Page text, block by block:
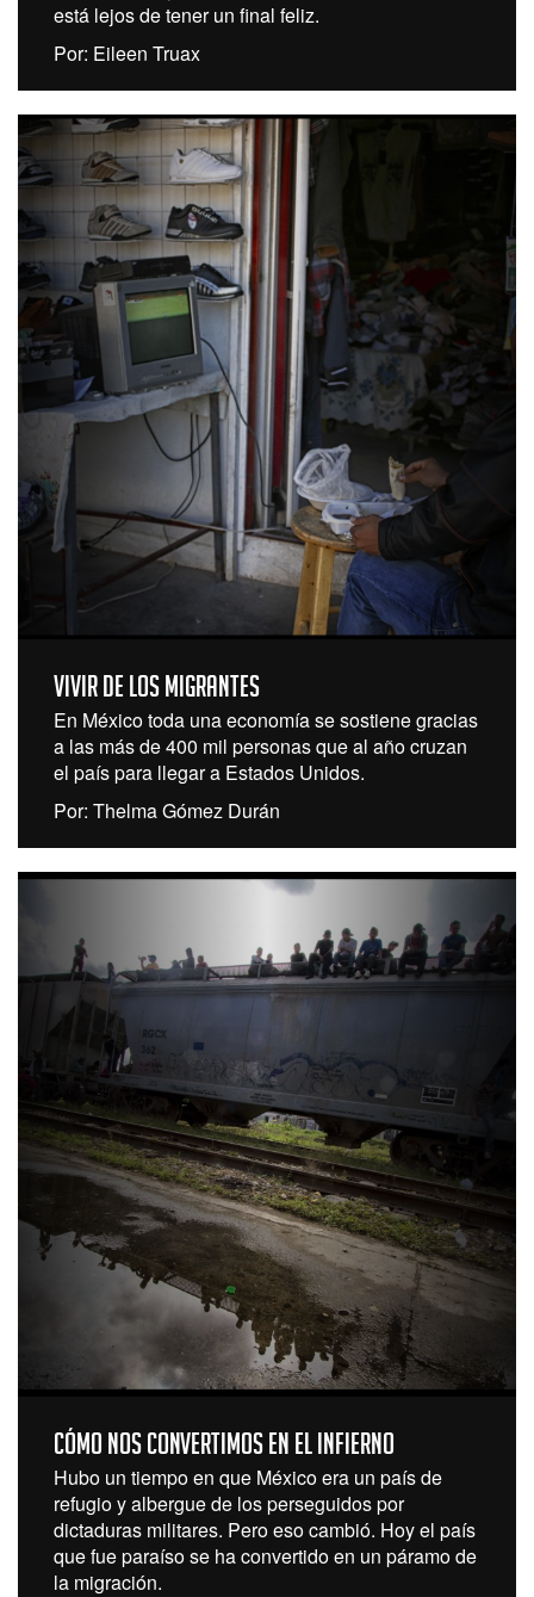
está lejos de tener un final feliz.
Por: Eileen Truax
Vivir de los migrantes
En México toda una economía se sostiene gracias
a las más de 400 mil personas que al año cruzan
el país para llegar a Estados Unidos.
Por: Thelma Gómez Durán
Cómo nos convertimos en el infierno
Hubo un tiempo en que México era un país de
refugio y albergue de los perseguidos por
dictaduras militares. Pero eso cambió. Hoy el país
que fue paraíso se ha convertido en un páramo de
la migración.